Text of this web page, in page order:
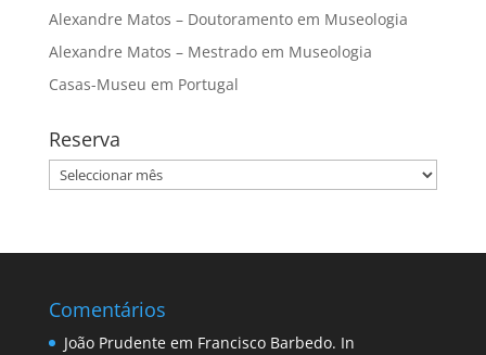
Alexandre Matos – Doutoramento em Museologia
Alexandre Matos – Mestrado em Museologia
Casas-Museu em Portugal
Reserva
Reserva
Comentários
João Prudenteem Francisco Barbedo. In